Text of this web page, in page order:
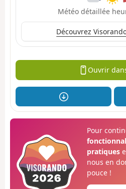
Météo détaillée
Découvrez
Ouvrir
Pour
pratiques
nous en
pouce !